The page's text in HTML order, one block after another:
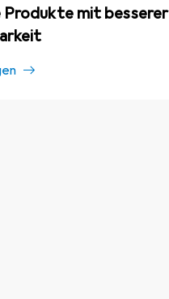
Produkte mit besserer